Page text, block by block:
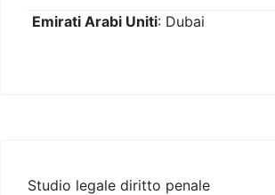
Emirati Arabi Uniti: Dubai
Studio legale diritto penale